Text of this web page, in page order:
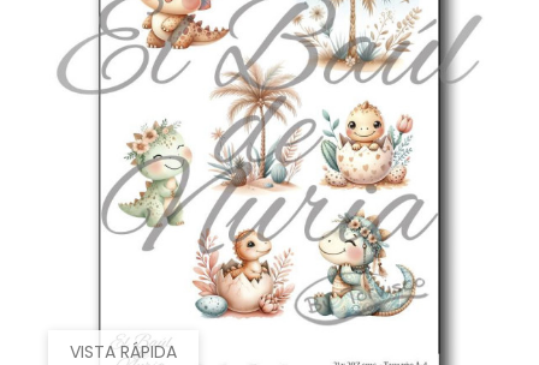
VISTA RÁPIDA